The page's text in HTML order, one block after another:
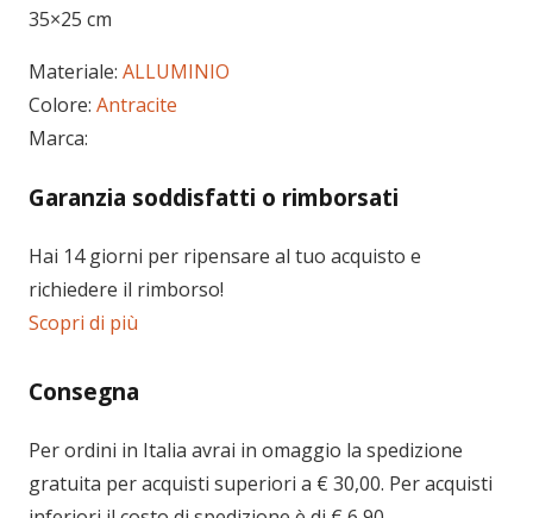
Garanzia soddisfatti o rimborsati
Hai 14 giorni per ripensare al tuo acquisto e
richiedere il rimborso!
Scopri di più
Consegna
Per ordini in Italia avrai in omaggio la spedizione
gratuita per acquisti superiori a € 30,00. Per acquisti
35×25 cm
Materiale: ALLUMINIO
Colore: Antracite
Marca: